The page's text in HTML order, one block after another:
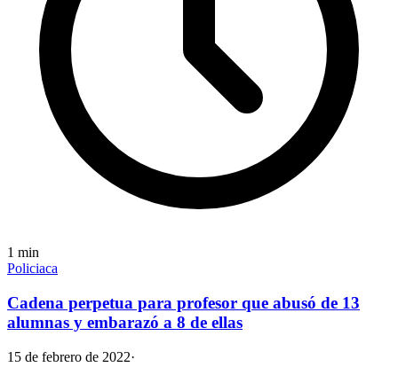
1 min
Policiaca
Cadena perpetua para profesor que abusó de 13
alumnas y embarazó a 8 de ellas
15 de febrero de 2022·